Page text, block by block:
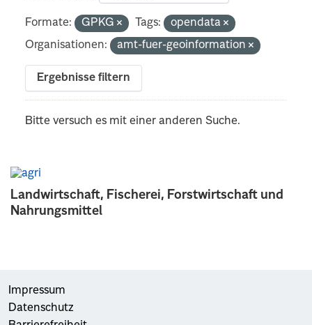
Landwirtschaft, Fischerei, Forstwirtschaft und
Nahrungsmittel
Formate: GPKG Tags:
opendata
Organisationen:
amt-fuer-geoinformation
Ergebnisse filtern
Bitte versuch es mit einer anderen Suche.
Impressum
Datenschutz